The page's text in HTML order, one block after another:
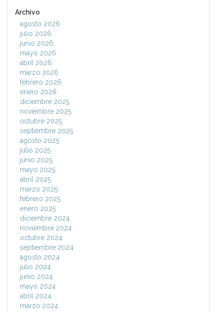
Archivo
agosto 2026
julio 2026
junio 2026
mayo 2026
abril 2026
marzo 2026
febrero 2026
enero 2026
diciembre 2025
noviembre 2025
octubre 2025
septiembre 2025
agosto 2025
julio 2025
junio 2025
mayo 2025
abril 2025
marzo 2025
febrero 2025
enero 2025
diciembre 2024
noviembre 2024
octubre 2024
septiembre 2024
agosto 2024
julio 2024
junio 2024
mayo 2024
abril 2024
marzo 2024